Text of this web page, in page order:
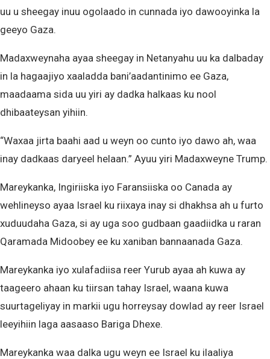
uu u sheegay inuu ogolaado in cunnada iyo dawooyinka la
geeyo Gaza.
Madaxweynaha ayaa sheegay in Netanyahu uu ka dalbaday
in la hagaajiyo xaaladda bani’aadantinimo ee Gaza,
maadaama sida uu yiri ay dadka halkaas ku nool
dhibaateysan yihiin.
“Waxaa jirta baahi aad u weyn oo cunto iyo dawo ah, waa
inay dadkaas daryeel helaan.” Ayuu yiri Madaxweyne Trump.
Mareykanka, Ingiriiska iyo Faransiiska oo Canada ay
wehlineyso ayaa Israel ku riixaya inay si dhakhsa ah u furto
xuduudaha Gaza, si ay uga soo gudbaan gaadiidka u raran
Qaramada Midoobey ee ku xaniban bannaanada Gaza.
Mareykanka iyo xulafadiisa reer Yurub ayaa ah kuwa ay
taageero ahaan ku tiirsan tahay Israel, waana kuwa
suurtageliyay in markii ugu horreysay dowlad ay reer Israel
leeyihiin laga aasaaso Bariga Dhexe.
Mareykanka waa dalka ugu weyn ee Israel ku ilaaliya